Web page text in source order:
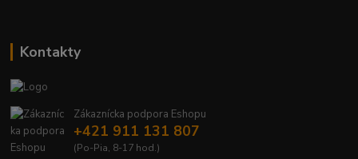
Kontakty
Zákaznícka podpora Eshopu
+421 911 131 807
(Po-Pia, 8-17 hod.)